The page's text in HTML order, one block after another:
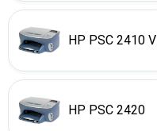
HP PSC 2410 V
HP PSC 2420